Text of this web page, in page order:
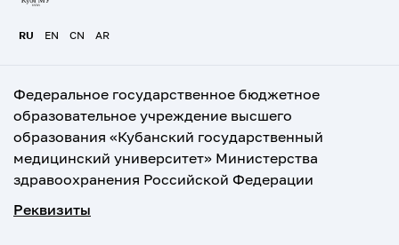
RU EN CN AR
Федеральное государственное бюджетное
образовательное учреждение высшего
образования «Кубанский государственный
медицинский университет» Министерства
здравоохранения Российской Федерации
Реквизиты